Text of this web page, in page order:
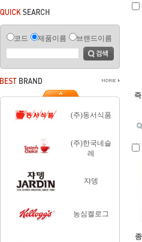
코드 제품이름 브랜드이름
(주)동서식품
(주)한국네슬
레
쟈뎅
농심켈로그